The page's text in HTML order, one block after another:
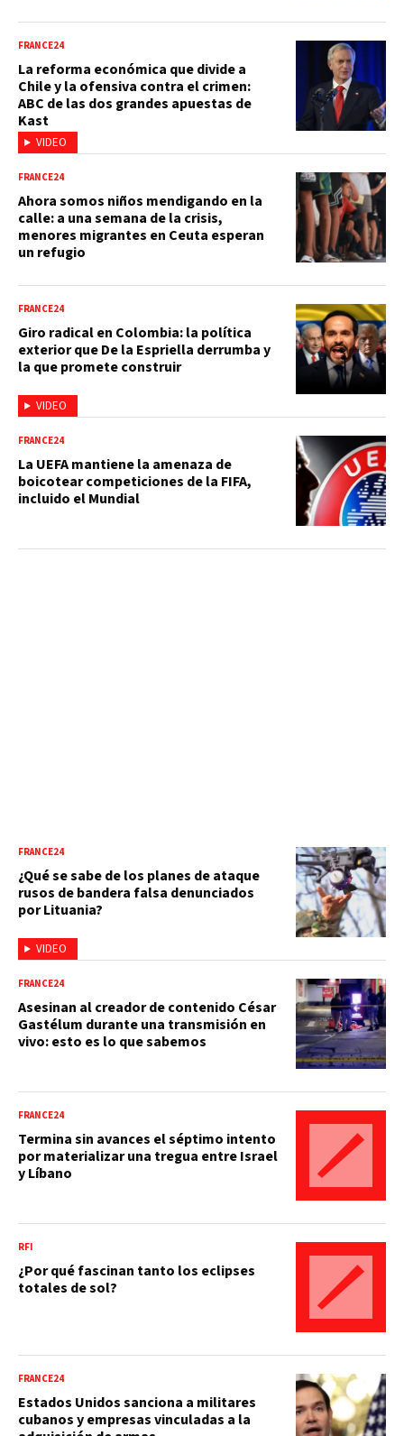
VIDEO
FRANCE24
La reforma económica que divide a
Chile y la ofensiva contra el crimen:
ABC de las dos grandes apuestas de
Kast
FRANCE24
Ahora somos niños mendigando en la
calle: a una semana de la crisis,
menores migrantes en Ceuta esperan
un refugio
VIDEO
FRANCE24
Giro radical en Colombia: la política
exterior que De la Espriella derrumba y
la que promete construir
FRANCE24
La UEFA mantiene la amenaza de
boicotear competiciones de la FIFA,
incluido el Mundial
VIDEO
FRANCE24
¿Qué se sabe de los planes de ataque
rusos de bandera falsa denunciados
por Lituania?
FRANCE24
Asesinan al creador de contenido César
Gastélum durante una transmisión en
vivo: esto es lo que sabemos
FRANCE24
Termina sin avances el séptimo intento
por materializar una tregua entre Israel
y Líbano
RFI
¿Por qué fascinan tanto los eclipses
totales de sol?
FRANCE24
Estados Unidos sanciona a militares
cubanos y empresas vinculadas a la